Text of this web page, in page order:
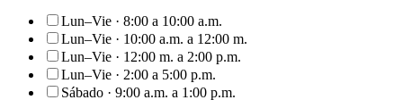
Lun–Vie · 8:00 a 10:00 a.m.
Lun–Vie · 10:00 a.m. a 12:00 m.
Lun–Vie · 12:00 m. a 2:00 p.m.
Lun–Vie · 2:00 a 5:00 p.m.
Sábado · 9:00 a.m. a 1:00 p.m.